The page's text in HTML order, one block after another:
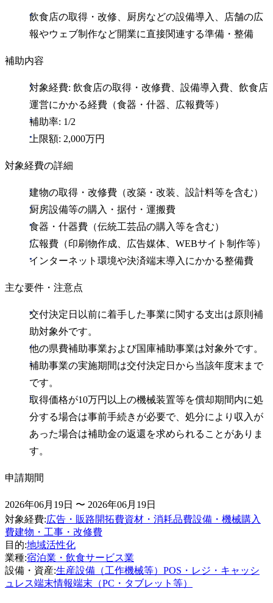
飲食店の取得・改修、厨房などの設備導入、店舗の広
報やウェブ制作など開業に直接関連する準備・整備
補助内容
対象経費: 飲食店の取得・改修費、設備導入費、飲食店
運営にかかる経費（食器・什器、広報費等）
補助率: 1/2
上限額: 2,000万円
対象経費の詳細
建物の取得・改修費（改築・改装、設計料等を含む）
厨房設備等の購入・据付・運搬費
食器・什器費（伝統工芸品の購入等を含む）
広報費（印刷物作成、広告媒体、WEBサイト制作等）
インターネット環境や決済端末導入にかかる整備費
主な要件・注意点
交付決定日以前に着手した事業に関する支出は原則補
助対象外です。
他の県費補助事業および国庫補助事業は対象外です。
補助事業の実施期間は交付決定日から当該年度末まで
です。
取得価格が10万円以上の機械装置等を償却期間内に処
分する場合は事前手続きが必要で、処分により収入が
あった場合は補助金の返還を求められることがありま
す。
申請期間
2026年06月19日 〜 2026年06月19日
対象経費:広告・販路開拓費資材・消耗品費設備・機械購入
費建物・工事・改修費
目的:地域活性化
業種:宿泊業・飲食サービス業
設備・資産:生産設備（工作機械等） POS・レジ・キャッシ
ュレス端末情報端末（PC・タブレット等）